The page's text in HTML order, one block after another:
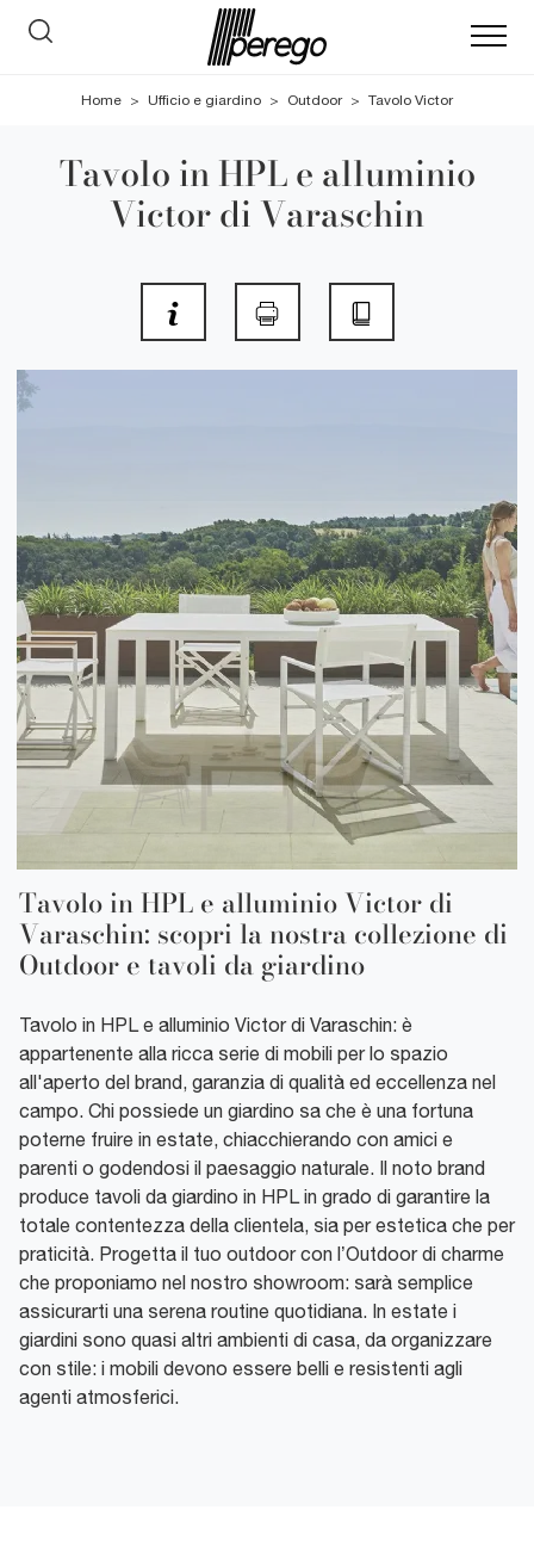
Home > Ufficio e giardino > Outdoor > Tavolo Victor
Tavolo in HPL e alluminio
Victor di Varaschin
Tavolo in HPL e alluminio Victor di
Varaschin: scopri la nostra collezione di
Outdoor e tavoli da giardino
Tavolo in HPL e alluminio Victor di Varaschin: è
appartenente alla ricca serie di mobili per lo spazio
all'aperto del brand, garanzia di qualità ed eccellenza nel
campo. Chi possiede un giardino sa che è una fortuna
poterne fruire in estate, chiacchierando con amici e
parenti o godendosi il paesaggio naturale. Il noto brand
produce tavoli da giardino in HPL in grado di garantire la
totale contentezza della clientela, sia per estetica che per
praticità. Progetta il tuo outdoor con l’Outdoor di charme
che proponiamo nel nostro showroom: sarà semplice
assicurarti una serena routine quotidiana. In estate i
giardini sono quasi altri ambienti di casa, da organizzare
con stile: i mobili devono essere belli e resistenti agli
agenti atmosferici.